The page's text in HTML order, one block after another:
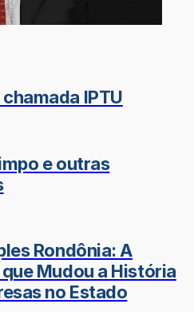
IPTU
e outras
Rondônia: A
Mudou a História
no Estado